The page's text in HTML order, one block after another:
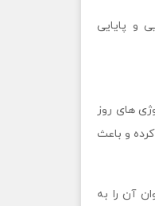
و پایایی
های روز
و باعث
آن را به